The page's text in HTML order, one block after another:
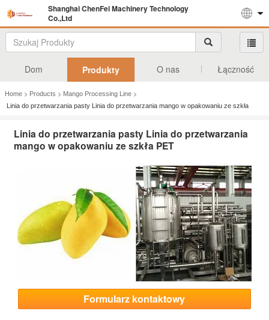
Shanghai ChenFei Machinery Technology
Co.,Ltd
Dom Produkty O nas Łączność
Home > Products > Mango Processing Line >
Linia do przetwarzania pasty Linia do przetwarzania mango w opakowaniu ze szkła
Linia do przetwarzania pasty Linia do przetwarzania
mango w opakowaniu ze szkła PET
Formularz kontaktowy